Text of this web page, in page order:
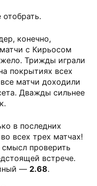
конечно,
с Кирьосом
Трижды играли
покрытиях всех
матчи доходили
Дважды сильнее
в последних
всех трех матчах!
проверить
встрече.
— 2.68.